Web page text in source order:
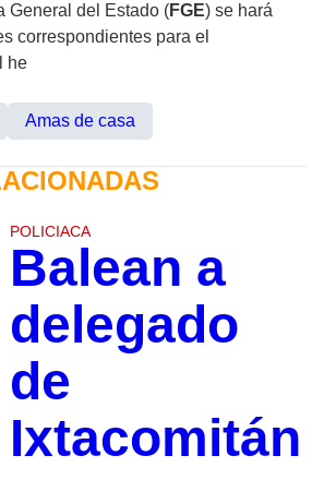
General del Estado (FGE) se hará
correspondientes para el
he
Amas de casa
POLICIACA
Balean a
delegado
de
Ixtacomitán